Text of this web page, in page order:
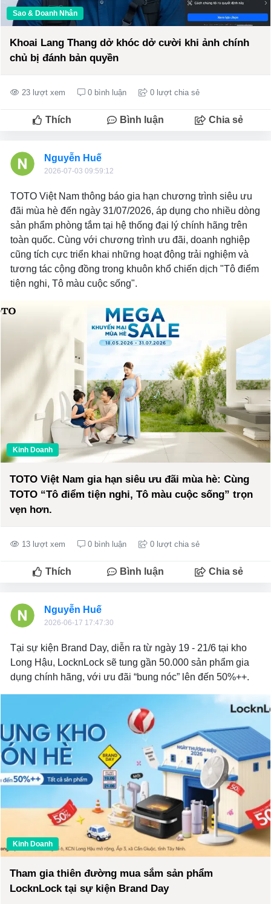
Sao & Doanh Nhân
Khoai Lang Thang dở khóc dở cười khi ảnh chính
chủ bị đánh bản quyền
23 lượt xem 0 bình luận 0 lượt chia sẻ
Thích Bình luận Chia sẻ
Nguyễn Huế
2026-07-03 09:59:12
TOTO Việt Nam thông báo gia hạn chương trình siêu ưu
đãi mùa hè đến ngày 31/07/2026, áp dụng cho nhiều dòng
sản phẩm phòng tắm tại hệ thống đại lý chính hãng trên
toàn quốc. Cùng với chương trình ưu đãi, doanh nghiệp
cũng tích cực triển khai những hoạt động trải nghiệm và
tương tác cộng đồng trong khuôn khổ chiến dịch "Tô điểm
tiện nghi, Tô màu cuộc sống".
Kinh Doanh
TOTO Việt Nam gia hạn siêu ưu đãi mùa hè: Cùng
TOTO “Tô điểm tiện nghi, Tô màu cuộc sống” trọn
vẹn hơn.
13 lượt xem 0 bình luận 0 lượt chia sẻ
Thích Bình luận Chia sẻ
Nguyễn Huế
2026-06-17 17:47:30
Tại sự kiện Brand Day, diễn ra từ ngày 19 - 21/6 tại kho
Long Hậu, LocknLock sẽ tung gần 50.000 sản phẩm gia
dụng chính hãng, với ưu đãi “bung nóc” lên đến 50%++.
Kinh Doanh
Tham gia thiên đường mua sắm sản phẩm
LocknLock tại sự kiện Brand Day